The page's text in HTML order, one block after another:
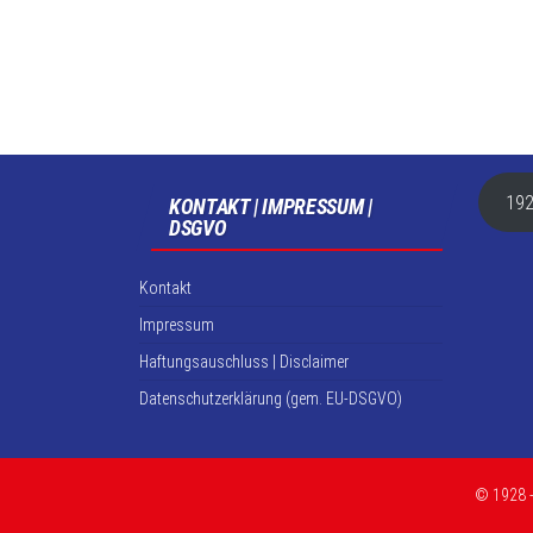
KONTAKT | IMPRESSUM |
DSGVO
Kontakt
Impressum
Haftungsauschluss | Disclaimer
Datenschutzerklärung (gem. EU-DSGVO)
© 1928